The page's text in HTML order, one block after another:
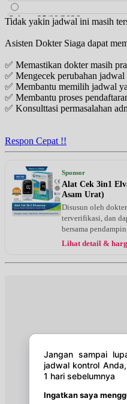
Selasa, 25/08/2026
Jam 16:00 - 18:00
EKSEKUTIF
Sabtu, 29/08/2026
Jam 16:00 - 18:00
EKSEKUTIF
Selasa, 01/09/2026
Jam 16:00 - 18:00
EKSEKUTIF
Tidak yakin jadwal ini masih
Asisten Dokter Siaga dapat
✅ Memastikan dokter masih
✅ Mengecek perubahan jadwal
✅ Membantu memilih jadwal
✅ Membantu proses
✅ Konsulttasi permasalahan
Respon Cepat !!
Sponsor
Alat Cek 3in1
Asam Urat)
Disusun oleh
terverifikasi, dan
bersama
Lihat detail &